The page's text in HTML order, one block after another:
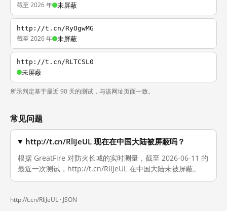
截至 2026 年 未屏蔽
http://t.cn/RyOgwMG
截至 2026 年 未屏蔽
http://t.cn/RLTCSL0
未屏蔽
所示判定基于最近 90 天的测试，与该网址页面一致。
常见问题
http://t.cn/RliJeUL 现在在中国大陆被屏蔽吗？
根据 GreatFire 对防火长城的实时测量，截至 2026-06-11 的
最近一次测试，http://t.cn/RliJeUL 在中国大陆未被屏蔽。
http://t.cn/RliJeUL · JSON